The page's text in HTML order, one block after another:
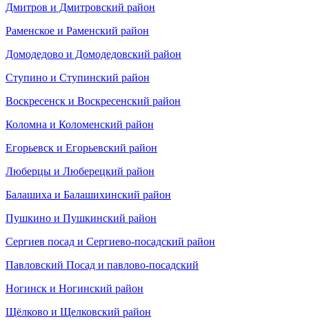
Дмитров и Дмитровский район
Раменское и Раменский район
Домодедово и Домодедовский район
Ступино и Ступинский район
Воскресенск и Воскресенский район
Коломна и Коломенский район
Егорьевск и Егорьевский район
Люберцы и Люберецкий район
Балашиха и Балашихинский район
Пушкино и Пушкинский район
Cергиев посад и Сергиево-посадский район
Павловский Посад и павлово-посадский
Ногинск и Ногинский район
Щёлково и Щелковский район